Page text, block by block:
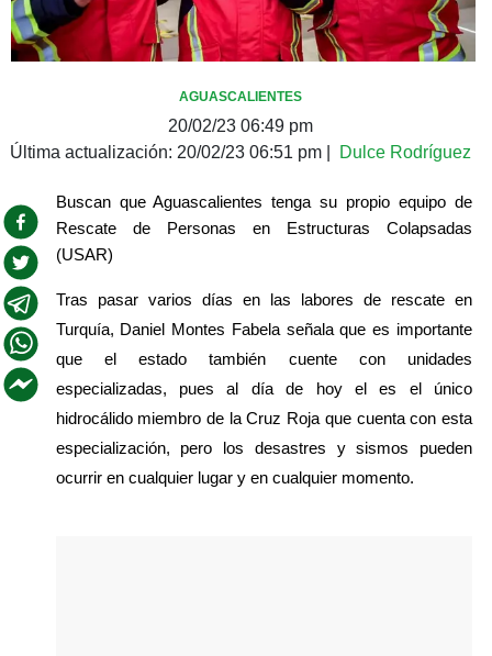
AGUASCALIENTES
20/02/23 06:49 pm
Última actualización: 20/02/23 06:51 pm Dulce Rodríguez
Buscan que Aguascalientes tenga su propio equipo de
Rescate de Personas en Estructuras Colapsadas
(USAR)
Tras pasar varios días en las labores de rescate en
Turquía, Daniel Montes Fabela señala que es importante
que el estado también cuente con unidades
especializadas, pues al día de hoy el es el único
hidrocálido miembro de la Cruz Roja que cuenta con esta
especialización, pero los desastres y sismos pueden
ocurrir en cualquier lugar y en cualquier momento.